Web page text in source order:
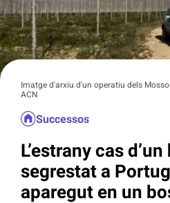
Imatge d'arxiu d'un operatiu dels
ACN
Successos
L’estrany cas
segrestat a
aparegut en un